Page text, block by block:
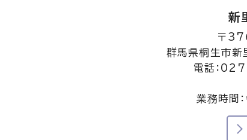
新
〒
群馬県桐生市
電話：
業務時間